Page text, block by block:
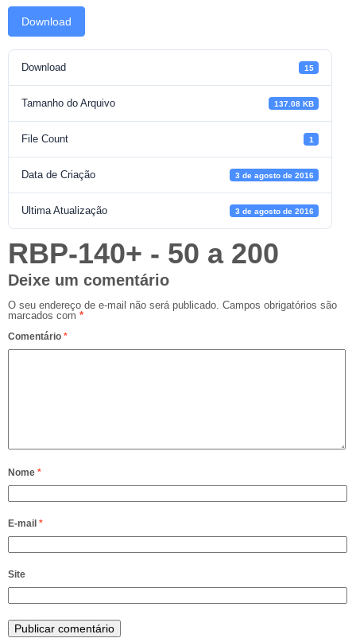
Download
Download 15
Tamanho do Arquivo 137.08 KB
File Count 1
Data de Criação 3 de agosto de 2016
Ultima Atualização 3 de agosto de 2016
RBP-140+ - 50 a 200
Deixe um comentário
O seu endereço de e-mail não será publicado. Campos obrigatórios são
marcados com *
Comentário *
Nome *
E-mail *
Site